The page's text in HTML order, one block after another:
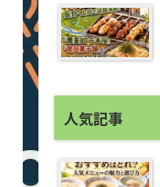
人気記事